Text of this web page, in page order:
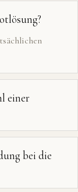
einer
bei die